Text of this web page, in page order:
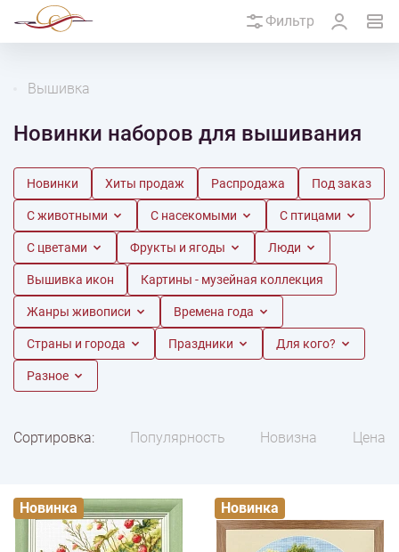
Фильтр
Вышивка
Новинки наборов для вышивания
Новинки Хиты продаж Распродажа Под заказ
С животными С насекомыми С птицами
С цветами Фрукты и ягоды Люди
Вышивка икон Картины - музейная коллекция
Жанры живописи Времена года
Страны и города Праздники Для кого?
Разное
Сортировка: Популярность Новизна Цена
Новинка Новинка